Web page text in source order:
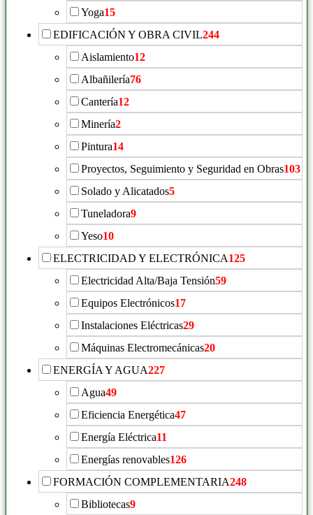
Yoga15
EDIFICACIÓN Y OBRA CIVIL244
Aislamiento12
Albañilería76
Cantería12
Minería2
Pintura14
Proyectos, Seguimiento y Seguridad en Obras103
Solado y Alicatados5
Tuneladora9
Yeso10
ELECTRICIDAD Y ELECTRÓNICA125
Electricidad Alta/Baja Tensión59
Equipos Electrónicos17
Instalaciones Eléctricas29
Máquinas Electromecánicas20
ENERGÍA Y AGUA227
Agua49
Eficiencia Energética47
Energía Eléctrica11
Energías renovables126
FORMACIÓN COMPLEMENTARIA248
Bibliotecas9